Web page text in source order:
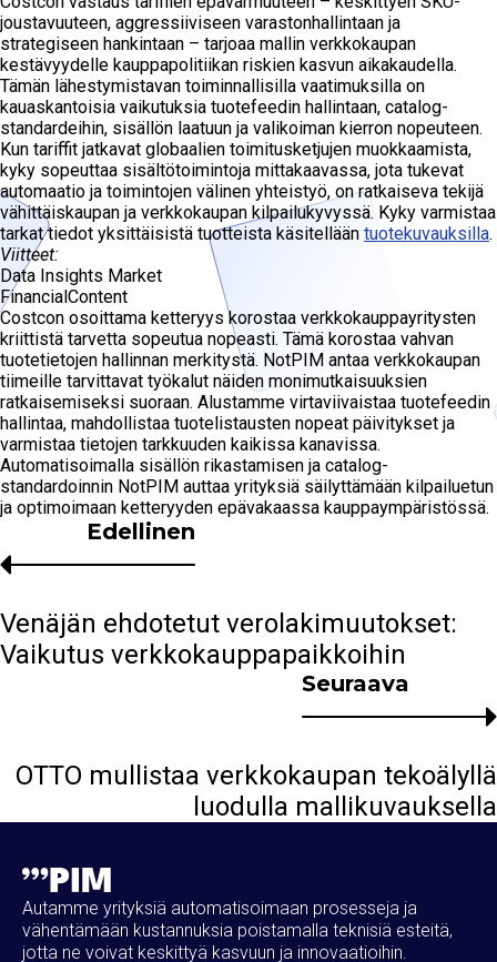
joustavuuteen, aggressiiviseen varastonhallintaan ja
strategiseen hankintaan – tarjoaa mallin verkkokaupan
kestävyydelle kauppapolitiikan riskien kasvun aikakaudella.
Tämän lähestymistavan toiminnallisilla vaatimuksilla on
kauaskantoisia vaikutuksia tuotefeedin hallintaan, catalog-
standardeihin, sisällön laatuun ja valikoiman kierron nopeuteen.
Kun tariffit jatkavat globaalien toimitusketjujen muokkaamista,
kyky sopeuttaa sisältötoimintoja mittakaavassa, jota tukevat
automaatio ja toimintojen välinen yhteistyö, on ratkaiseva tekijä
vähittäiskaupan ja verkkokaupan kilpailukyvyssä. Kyky varmistaa
tarkat tiedot yksittäisistä tuotteista käsitellään tuotekuvauksilla.
Viitteet:
Data Insights Market
FinancialContent
Costcon osoittama ketteryys korostaa verkkokauppayritysten
kriittistä tarvetta sopeutua nopeasti. Tämä korostaa vahvan
tuotetietojen hallinnan merkitystä. NotPIM antaa verkkokaupan
tiimeille tarvittavat työkalut näiden monimutkaisuuksien
ratkaisemiseksi suoraan. Alustamme virtaviivaistaa tuotefeedin
hallintaa, mahdollistaa tuotelistausten nopeat päivitykset ja
varmistaa tietojen tarkkuuden kaikissa kanavissa.
Automatisoimalla sisällön rikastamisen ja catalog-
standardoinnin NotPIM auttaa yrityksiä säilyttämään kilpailuetun
ja optimoimaan ketteryyden epävakaassa kauppaympäristössä.
Seuraava
OTTO mullistaa verkkokaupan tekoälyllä
luodulla mallikuvauksella
Edellinen
Venäjän ehdotetut verolakimuutokset:
Vaikutus verkkokauppapaikkoihin
Autamme yrityksiä automatisoimaan prosesseja ja
vähentämään kustannuksia poistamalla teknisiä esteitä,
jotta ne voivat keskittyä kasvuun ja innovaatioihin.